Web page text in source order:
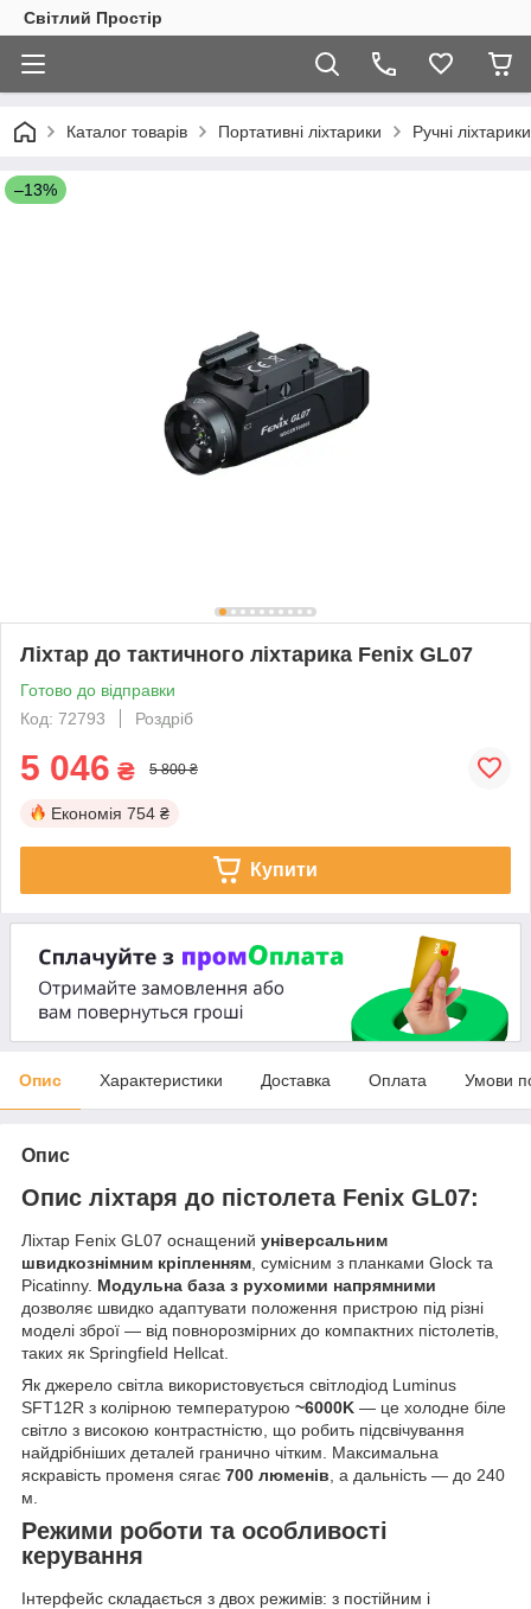
Світлий Простір
Каталог товарів Портативні ліхтарики Ручні ліхтарики
–13%
Ліхтар до тактичного ліхтарика Fenix GL07
Готово до відправки
Код: 72793
Роздріб
5 046 ₴ 5 800 ₴
Економія 754 ₴
Купити
Опис Характеристики Доставка Оплата Умови
Опис
Опис ліхтаря до пістолета Fenix GL07:
Ліхтар Fenix GL07 оснащений універсальним
швидкознімним кріпленням , сумісним з планками Glock та
Picatinny. Модульна база з рухомими напрямними
дозволяє швидко адаптувати положення пристрою під різні
моделі зброї — від повнорозмірних до компактних пістолетів,
таких як Springfield Hellcat.
Як джерело світла використовується світлодіод Luminus
SFT12R з колірною температурою ~6000K — це холодне біле
світло з високою контрастністю, що робить підсвічування
найдрібніших деталей гранично чітким. Максимальна
яскравість променя сягає 700 люменів , а дальність — до 240
м.
Режими роботи та особливості
керування
Інтерфейс складається з двох режимів: з постійним і